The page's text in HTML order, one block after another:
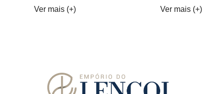
Ver mais (+) Ver mais (+)